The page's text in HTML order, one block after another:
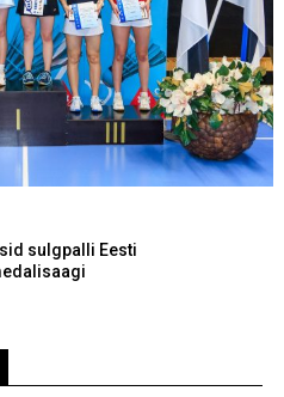
sulgpalli Eesti